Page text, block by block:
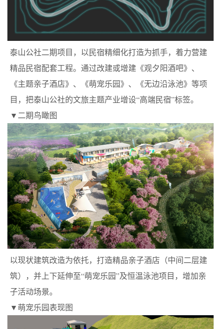
泰山公社二期项目，以民宿精细化打造为抓手，着力营建
精品民宿配套工程。通过改建或增建《观夕阳酒吧》、
《主题亲子酒店》、《萌宠乐园》、《无边沿泳池》等项
目，把泰山公社的文旅主题产业增设“高端民宿”标签。
▼二期鸟瞰图
以现状建筑改造为依托，打造精品亲子酒店（中间二层建
筑），并上下延伸至“萌宠乐园”及恒温泳池项目，增加亲
子活动场景。
▼萌宠乐园表现图